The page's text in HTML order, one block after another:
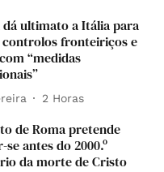
dá ultimato a Itália para
fronteiriços e
“medidas
2 Horas
de Roma pretende
antes do 2000.º
da morte de Cristo